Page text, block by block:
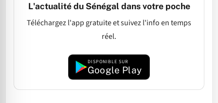
L'actualité du Sénégal dans votre poche
Téléchargez l'app gratuite et suivez l'info en temps
réel.
DISPONIBLE SUR
Google Play